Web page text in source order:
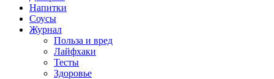
Напитки
Соусы
Журнал
Польза и вред
Лайфхаки
Тесты
Здоровье